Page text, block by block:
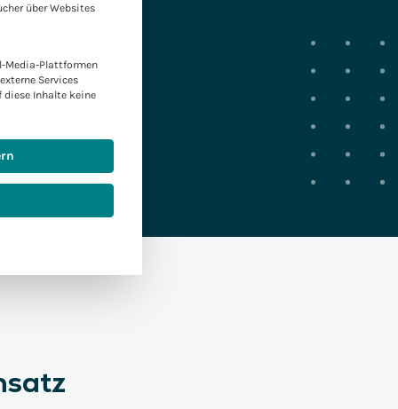
über Websites
Media-Plattformen
Services
Inhalte keine